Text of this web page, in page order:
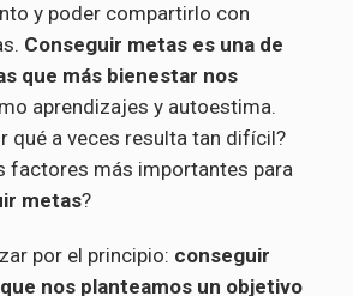
y poder compartirlo con
Conseguir metas es una de
que más bienestar nos
aprendizajes y autoestima.
qué a veces resulta tan difícil?
factores más importantes para
metas?
por el principio: conseguir
nos planteamos un objetivo